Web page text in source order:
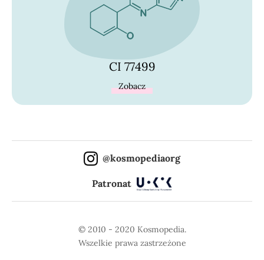
CI 77499
Zobacz
@kosmopediaorg
Patronat
© 2010 - 2020 Kosmopedia.
Wszelkie prawa zastrzeżone